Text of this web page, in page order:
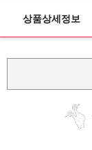
상품상세정보